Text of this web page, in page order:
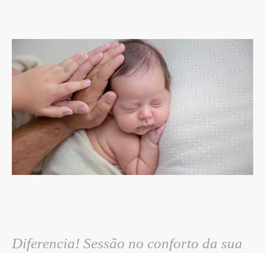
Diferencia! Sessão no conforto da sua